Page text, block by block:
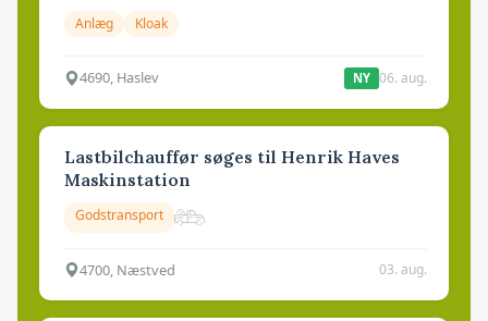
Anlæg Kloak
4690, Haslev NY 06. aug.
Lastbilchauffør søges til Henrik Haves
Maskinstation
Godstransport
4700, Næstved 03. aug.